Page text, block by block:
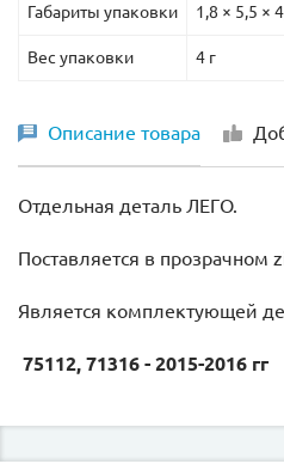
Габариты упаковки 1,8 × 5,5 ×
Вес упаковки 4 г
Описание товара
Отдельная деталь ЛЕГО.
Поставляется в прозрачном
Является комплектующей
75112, 71316 - 2015-2016 гг